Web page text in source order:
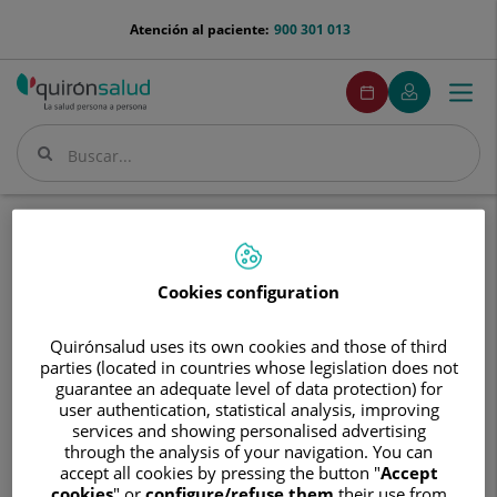
menu-
900 301 013
Atención al paciente:
Buscar
Buscar
menuPedirCita
Pedir
cita
Mi
Quirónsalud
Menú
Médico reproducción asistida en Guipúzcoa
Cookies configuration
Quirónsalud uses its own cookies and those of third
parties (located in countries whose legislation does not
guarantee an adequate level of data protection) for
user authentication, statistical analysis, improving
services and showing personalised advertising
through the analysis of your navigation. You can
accept all cookies by pressing the button "Accept